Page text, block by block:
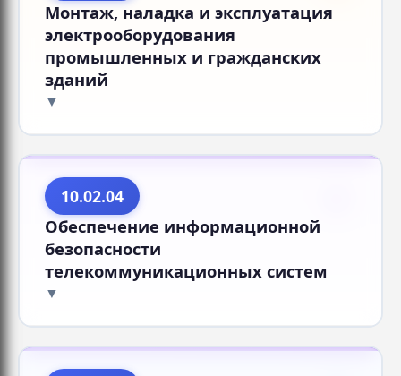
Монтаж, наладка и эксплуатация
электрооборудования
промышленных и гражданских
зданий
10.02.04
Обеспечение информационной
безопасности
телекоммуникационных систем